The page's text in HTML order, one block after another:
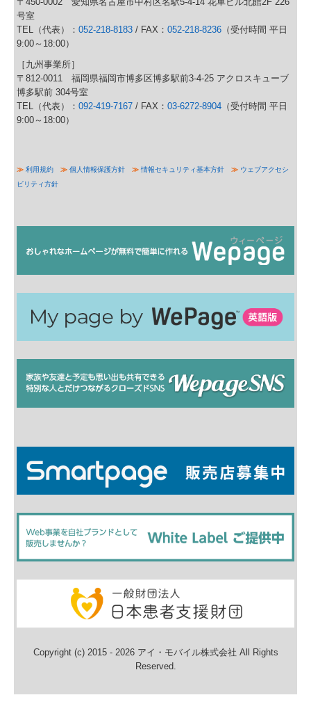
号室
TEL（代表）：052-218-8183 / FAX：052-218-8236 （受付時間 平日
9:00～18:00）
［九州事業所］
〒812-0011 福岡県福岡市博多区博多駅前3-4-25 アクロスキューブ
博多駅前 304号室
TEL（代表）：092-419-7167 / FAX：03-6272-8904 （受付時間 平日
9:00～18:00）
≫ 利用規約 ≫ 個人情報保護方針 ≫ 情報セキュリティ基本方針 ≫ ウェブアクセシ
ビリティ方針
Copyright (c) 2015 - 2026 アイ・モバイル株式会社 All Rights
Reserved.